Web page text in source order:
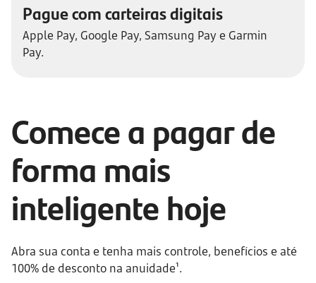
Pague com carteiras digitais
Apple Pay, Google Pay, Samsung Pay e Garmin
Pay.
Comece a pagar de
forma mais
inteligente hoje
Abra sua conta e tenha mais controle, benefícios e até
100% de desconto na anuidade¹.